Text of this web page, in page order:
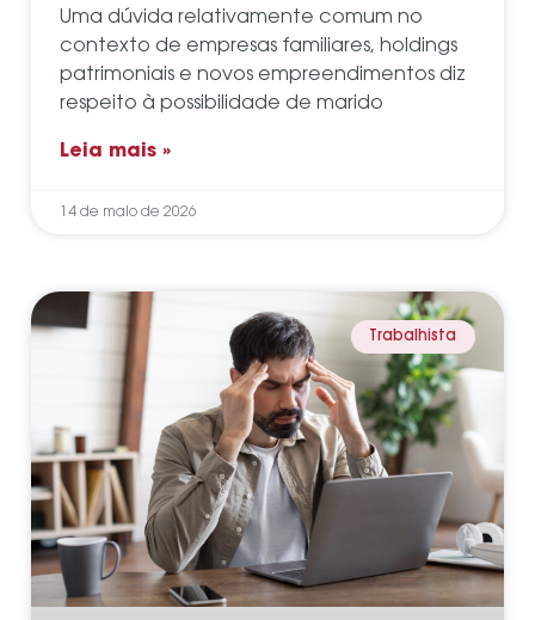
Uma dúvida relativamente comum no
contexto de empresas familiares, holdings
patrimoniais e novos empreendimentos diz
respeito à possibilidade de marido
Leia mais »
14 de maio de 2026
Trabalhista